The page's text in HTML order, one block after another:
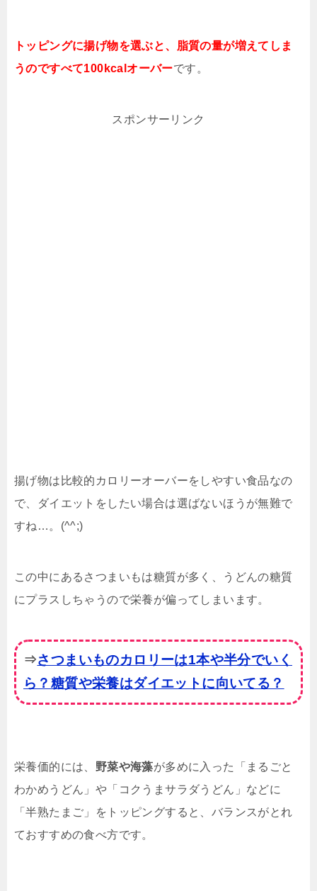
トッピングに揚げ物を選ぶと、脂質の量が増えてしま
うのですべて100kcalオーバーです。
スポンサーリンク
揚げ物は比較的カロリーオーバーをしやすい食品なの
で、ダイエットをしたい場合は選ばないほうが無難で
すね…。(^^;)
この中にあるさつまいもは糖質が多く、うどんの糖質
にプラスしちゃうので栄養が偏ってしまいます。
⇒さつまいものカロリーは1本や半分でいく
ら？糖質や栄養はダイエットに向いてる？
栄養価的には、 野菜や海藻が多めに入った「まるごと
わかめうどん」や「コクうまサラダうどん」などに
「半熟たまご」をトッピングすると、バランスがとれ
ておすすめの食べ方です。